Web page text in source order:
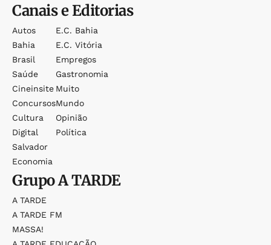
Canais e Editorias
Autos
Bahia
Brasil
Saúde
Cineinsite
Concursos
Cultura
Digital
Salvador
Economia
E.c. Bahia
E.c. Vitória
Empregos
Gastronomia
Muito
Mundo
Opinião
Política
GrupoA TARDE
A TARDE
A TARDE FM
MASSA!